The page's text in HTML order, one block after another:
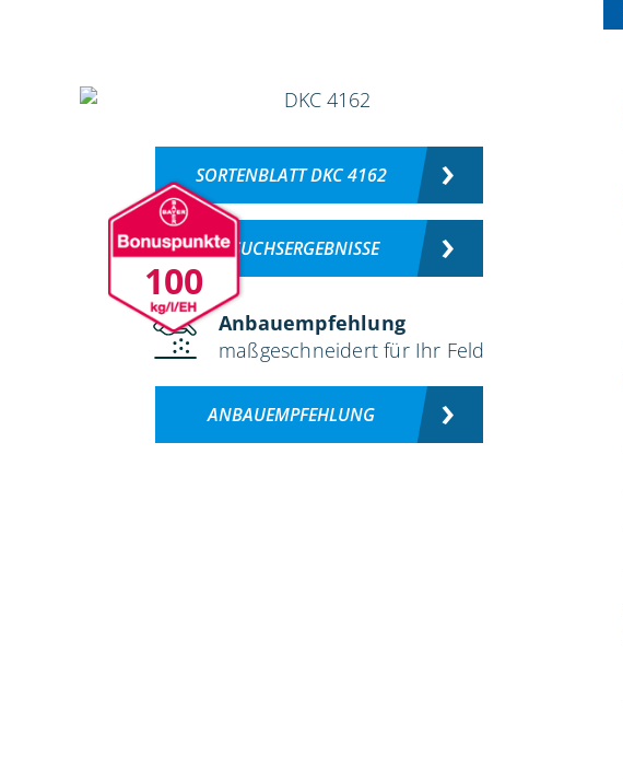
100
SORTENBLATT DKC 4162
VERSUCHSERGEBNISSE
Anbauempfehlung
maßgeschneidert für Ihr Feld
ANBAUEMPFEHLUNG